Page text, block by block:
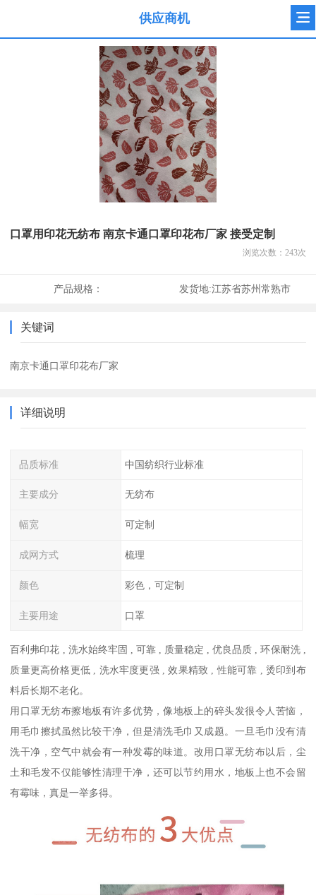
供应商机
口罩用印花无纺布 南京卡通口罩印花布厂家 接受定制
浏览次数： 243次
产品规格： 发货地:江苏省苏州常熟市
关键词
南京卡通口罩印花布厂家
详细说明
品质标准 中国纺织行业标准
主要成分 无纺布
幅宽 可定制
成网方式 梳理
颜色 彩色，可定制
主要用途 口罩
百利弗印花 , 洗水始终牢固 , 可靠 , 质量稳定 , 优良品质 , 环保耐洗 ,
质量更高价格更低 , 洗水牢度更强 , 效果精致 , 性能可靠 , 烫印到布
料后长期不老化。
用口罩无纺布擦地板有许多优势，像地板上的碎头发很令人苦恼，
用毛巾擦拭虽然比较干净，但是清洗毛巾又成题。一旦毛巾没有清
洗干净，空气中就会有一种发霉的味道。改用口罩无纺布以后，尘
土和毛发不仅能够性清理干净，还可以节约用水，地板上也不会留
有霉味，真是一举多得。